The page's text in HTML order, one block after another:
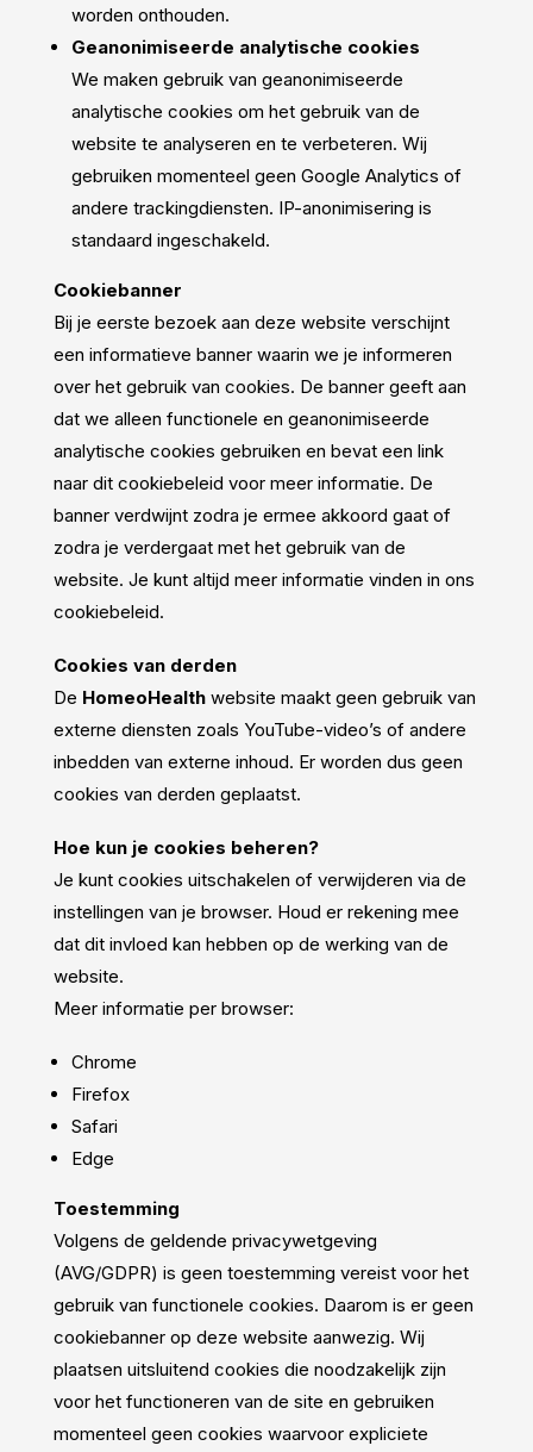
worden onthouden.
Geanonimiseerde analytische cookies
We maken gebruik van geanonimiseerde
analytische cookies om het gebruik van de
website te analyseren en te verbeteren. Wij
gebruiken momenteel geen Google Analytics of
andere trackingdiensten. IP-anonimisering is
standaard ingeschakeld.
Cookiebanner
Bij je eerste bezoek aan deze website verschijnt
een informatieve banner waarin we je informeren
over het gebruik van cookies. De banner geeft aan
dat we alleen functionele en geanonimiseerde
analytische cookies gebruiken en bevat een link
naar dit cookiebeleid voor meer informatie. De
banner verdwijnt zodra je ermee akkoord gaat of
zodra je verdergaat met het gebruik van de
website. Je kunt altijd meer informatie vinden in ons
cookiebeleid.
Cookies van derden
De HomeoHealthwebsite maakt geen gebruik van
externe diensten zoals YouTube-video’s of andere
inbedden van externe inhoud. Er worden dus geen
cookies van derden geplaatst.
Hoe kun je cookies beheren?
Je kunt cookies uitschakelen of verwijderen via de
instellingen van je browser. Houd er rekening mee
dat dit invloed kan hebben op de werking van de
website.
Meer informatie per browser:
Chrome
Firefox
Safari
Edge
Toestemming
Volgens de geldende privacywetgeving
(AVG/GDPR) is geen toestemming vereist voor het
gebruik van functionele cookies. Daarom is er geen
cookiebanner op deze website aanwezig. Wij
plaatsen uitsluitend cookies die noodzakelijk zijn
voor het functioneren van de site en gebruiken
momenteel geen cookies waarvoor expliciete